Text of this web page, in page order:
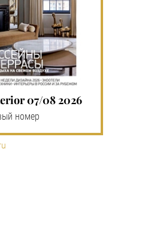
07/08 2026
номер